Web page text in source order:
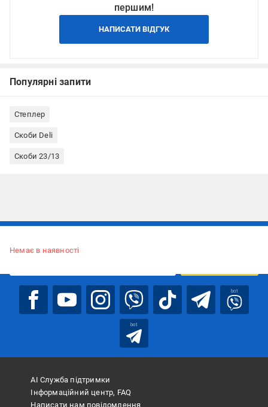
першим!
НАПИСАТИ ВІДГУК
Популярні запити
Степлер
Скоби Deli
Скоби 23/13
Немає в наявності
bot
bot
АІ Служба підтримки
Інформаційний центр, FAQ
Написати нам повідомлення